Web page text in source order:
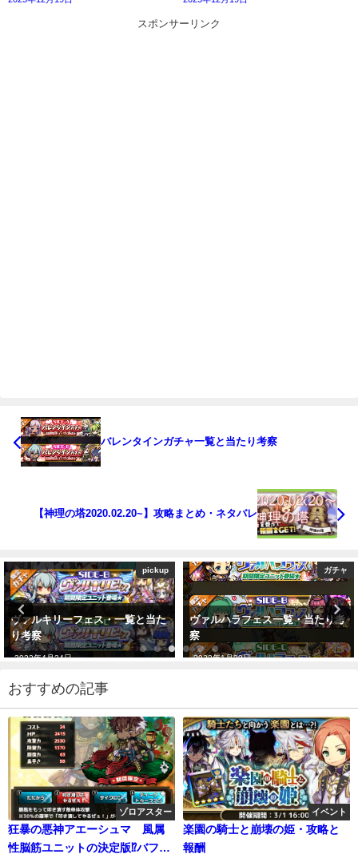
スポンサーリンク
バレンタインガチャ一覧と当たり考察
【神理の塔2020.02.20~】攻略まとめ・ネタバレ
pickup
ヴァルキリーフェス・一覧と当た
り考察
2022年4月24日
ガチャ
ヴァルハラフェス一覧・当たり考
察
2022年1月29日
おすすめの記事
ゾロアスター
狂暴の悪神アエーシュマ 風属
性脳筋ユニットの決定版⁉バフの
イベント
楽園の騎士と崩壊の姫・攻略と
報酬